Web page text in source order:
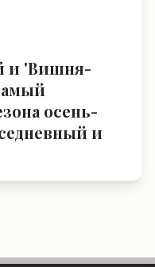
и 'Вишня-
осень-
и